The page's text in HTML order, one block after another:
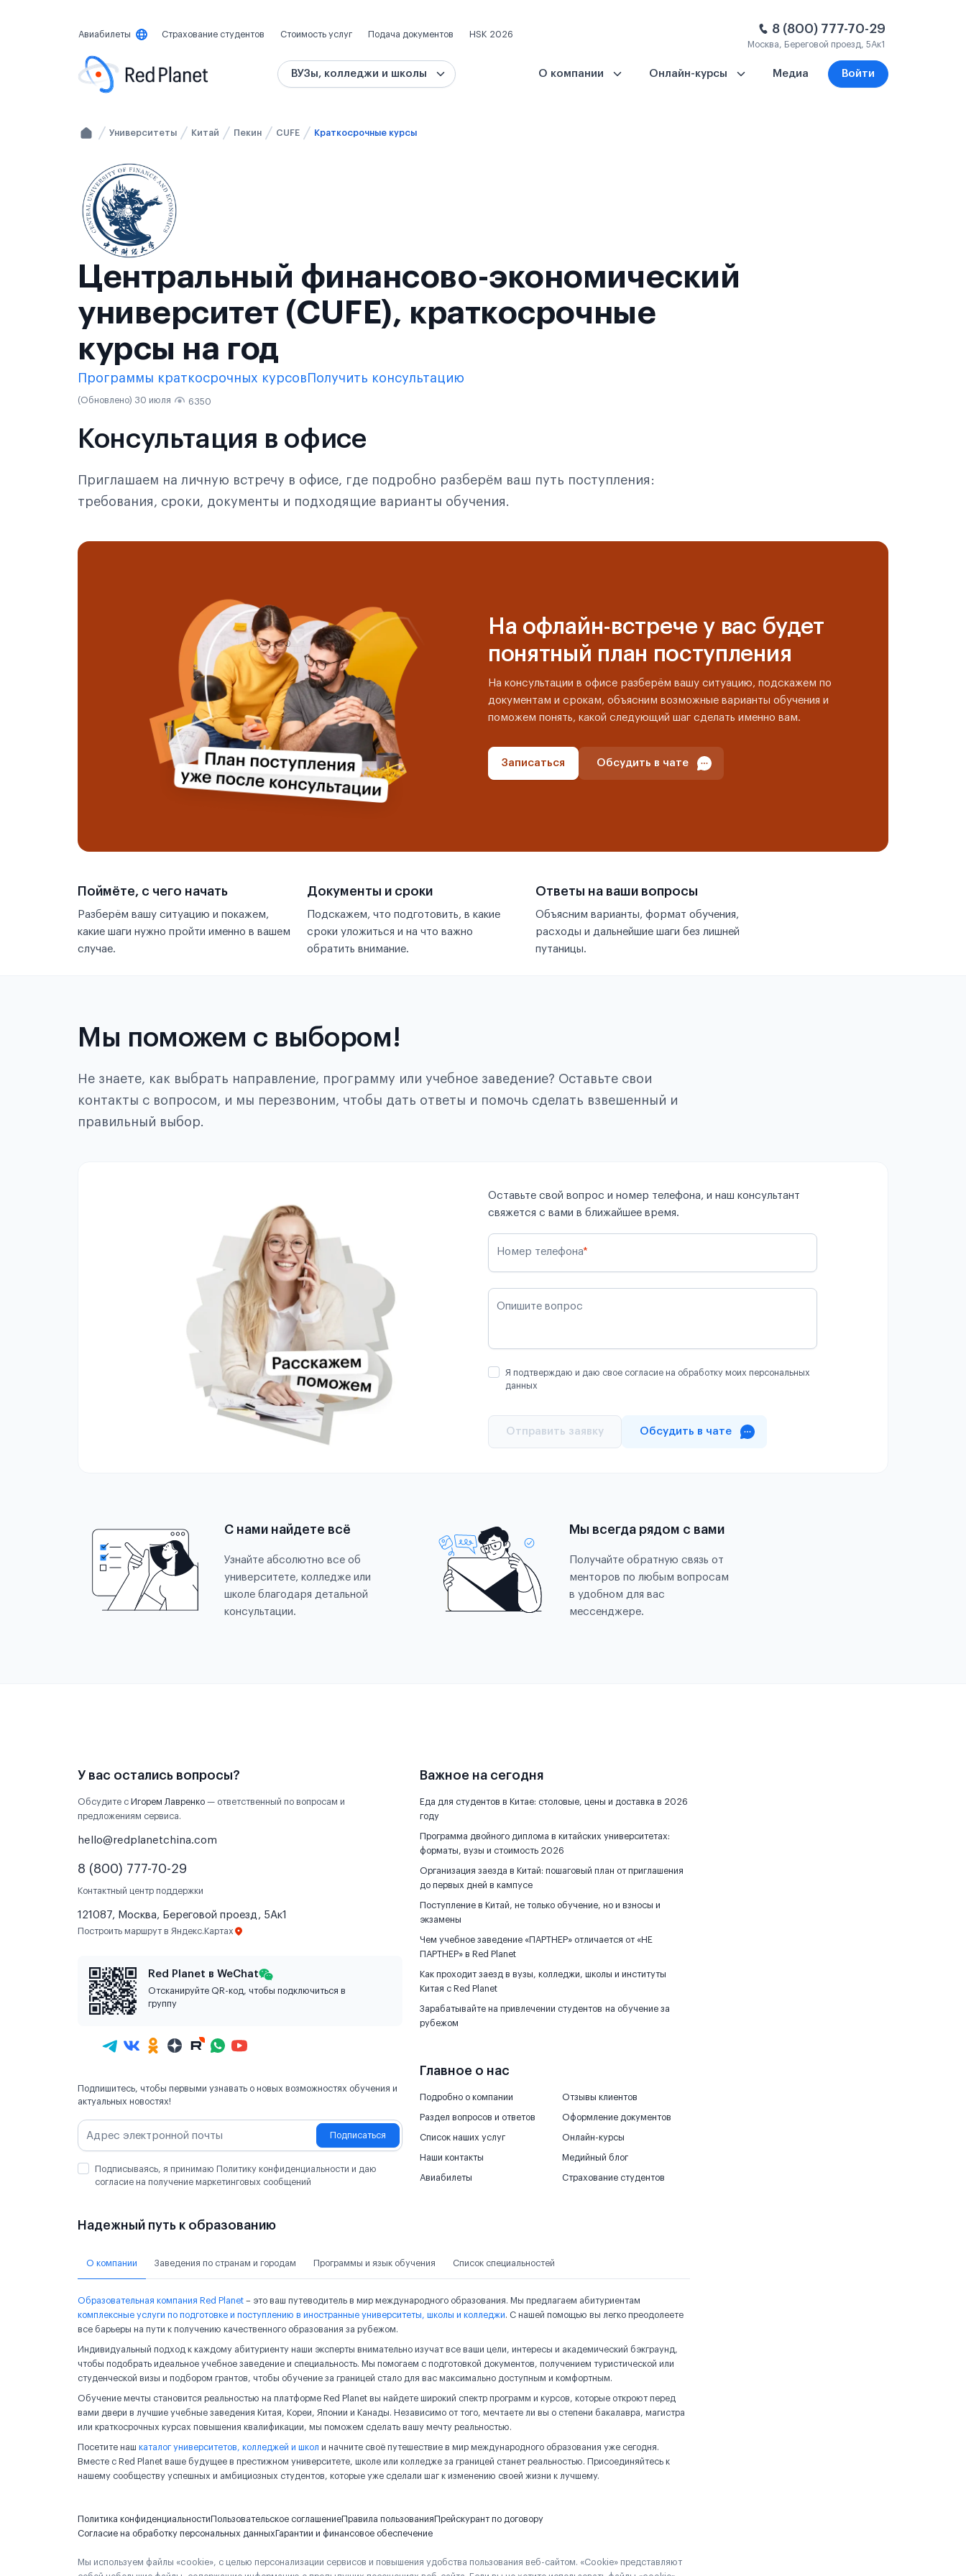
Авиабилеты Страхование студентов Стоимость услуг Подача документов HSK 2026 8 (800) 777-70-29
Москва, Береговой проезд, 5Ак1
ВУЗы, колледжи и школы О компании Онлайн-курсы Медиа Войти
Университеты Китай Пекин CUFE Краткосрочные курсы
Центральный финансово-экономический
университет (CUFE), краткосрочные
курсы на год
Программы краткосрочных курсов Получить консультацию
(Обновлено) 30 июля 6350
Консультация в офисе
Приглашаем на личную встречу в офисе, где подробно разберём ваш путь поступления:
требования, сроки, документы и подходящие варианты обучения.
На офлайн-встрече у вас будет
понятный план поступления
На консультации в офисе разберём вашу ситуацию, подскажем по
документам и срокам, объясним возможные варианты обучения и
поможем понять, какой следующий шаг сделать именно вам.
Записаться Обсудить в чате
Поймёте, с чего начать
Разберём вашу ситуацию и покажем,
какие шаги нужно пройти именно в вашем
случае.
Документы и сроки
Подскажем, что подготовить, в какие
сроки уложиться и на что важно
обратить внимание.
Ответы на ваши вопросы
Объясним варианты, формат обучения,
расходы и дальнейшие шаги без лишней
путаницы.
Мы поможем с выбором!
Не знаете, как выбрать направление, программу или учебное заведение? Оставьте свои
контакты с вопросом, и мы перезвоним, чтобы дать ответы и помочь сделать взвешенный и
правильный выбор.
Оставьте свой вопрос и номер телефона, и наш консультант
свяжется с вами в ближайшее время.
Номер телефона*
Опишите вопрос
Я подтверждаю и даю свое согласие на обработку моих персональных
данных
Отправить заявку Обсудить в чате
С нами найдете всё
Узнайте абсолютно все об
университете, колледже или
школе благодаря детальной
консультации.
Мы всегда рядом с вами
Получайте обратную связь от
менторов по любым вопросам
в удобном для вас
мессенджере.
У вас остались вопросы?
Обсудите с Игорем Лавренко — ответственный по вопросам и
предложениям сервиса.
hello@redplanetchina.com
8 (800) 777-70-29
Контактный центр поддержки
121087, Москва, Береговой проезд, 5Ак1
Построить маршрут в Яндекс.Картах
Red Planet в WeChat
Отсканируйте QR-код, чтобы подключиться в
группу
Подпишитесь, чтобы первыми узнавать о новых возможностях обучения и
актуальных новостях!
Подписаться
Подписываясь, я принимаю Политику конфиденциальности и даю
согласие на получение маркетинговых сообщений
Важное на сегодня
Еда для студентов в Китае: столовые, цены и доставка в 2026
году
Программа двойного диплома в китайских университетах:
форматы, вузы и стоимость 2026
Организация заезда в Китай: пошаговый план от приглашения
до первых дней в кампусе
Поступление в Китай, не только обучение, но и взносы и
экзамены
Чем учебное заведение «ПАРТНЕР» отличается от «НЕ
ПАРТНЕР» в Red Planet
Как проходит заезд в вузы, колледжи, школы и институты
Китая с Red Planet
Зарабатывайте на привлечении студентов на обучение за
рубежом
Главное о нас
Подробно о компании Отзывы клиентов
Раздел вопросов и ответов Оформление документов
Список наших услуг Онлайн-курсы
Наши контакты Медийный блог
Авиабилеты Страхование студентов
Надежный путь к образованию
О компании Заведения по странам и городам Программы и язык обучения Список специальностей
Образовательная компания Red Planet – это ваш путеводитель в мир международного образования. Мы предлагаем абитуриентам
комплексные услуги по подготовке и поступлению в иностранные университеты, школы и колледжи. С нашей помощью вы легко преодолеете
все барьеры на пути к получению качественного образования за рубежом.
Индивидуальный подход к каждому абитуриенту наши эксперты внимательно изучат все ваши цели, интересы и академический бэкграунд,
чтобы подобрать идеальное учебное заведение и специальность. Мы помогаем с подготовкой документов, получением туристической или
студенческой визы и подбором грантов, чтобы обучение за границей стало для вас максимально доступным и комфортным.
Обучение мечты становится реальностью на платформе Red Planet вы найдете широкий спектр программ и курсов, которые откроют перед
вами двери в лучшие учебные заведения Китая, Кореи, Японии и Канады. Независимо от того, мечтаете ли вы о степени бакалавра, магистра
или краткосрочных курсах повышения квалификации, мы поможем сделать вашу мечту реальностью.
Посетите наш каталог университетов, колледжей и школ и начните своё путешествие в мир международного образования уже сегодня.
Вместе с Red Planet ваше будущее в престижном университете, школе или колледже за границей станет реальностью. Присоединяйтесь к
нашему сообществу успешных и амбициозных студентов, которые уже сделали шаг к изменению своей жизни к лучшему.
Политика конфиденциальности Пользовательское соглашениеПравила пользования Прейскурант по договору
Согласие на обработку персональных данных Гарантии и финансовое обеспечение
Мы используем файлы «cookie», с целью персонализации сервисов и повышения удобства пользования веб-сайтом. «Cookie» представляют